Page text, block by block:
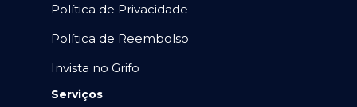
Política de Privacidade
Política de Reembolso
Invista no Grifo
Serviços